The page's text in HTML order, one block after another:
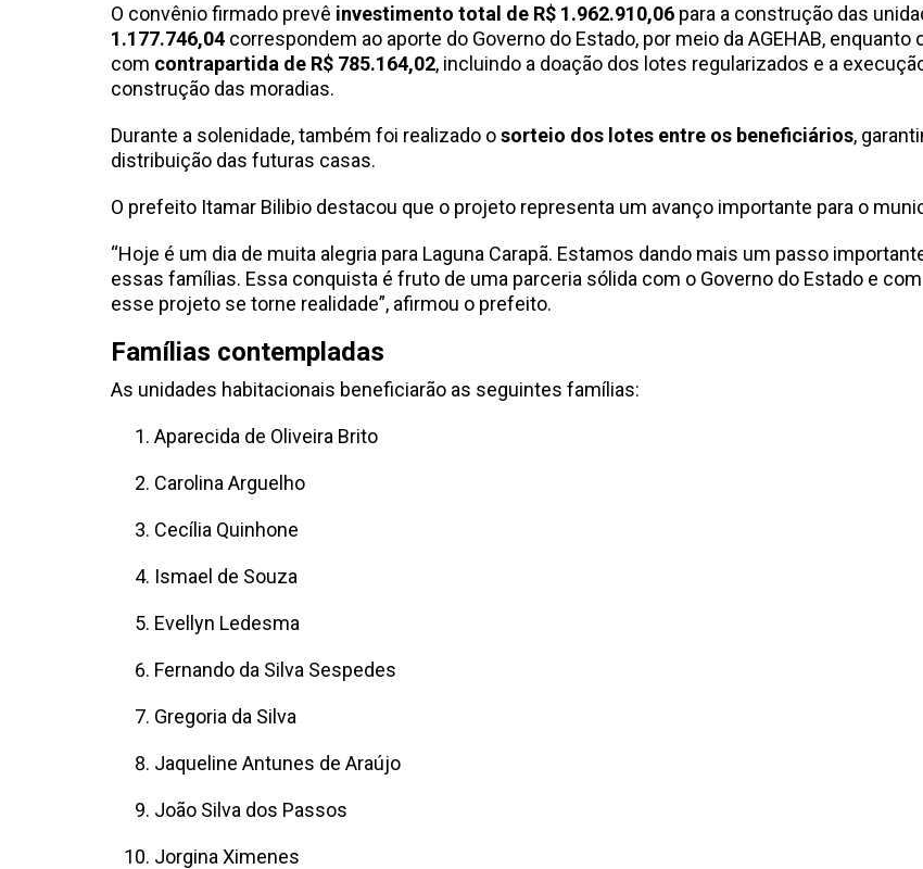
O convênio firmado prevê investimento total de R$ 1.962.910,06 para a construção das
1.177.746,04 correspondem ao aporte do Governo do Estado, por meio da AGEHAB, enquanto
com contrapartida de R$ 785.164,02, incluindo a doação dos lotes regularizados e a
construção das moradias.
Durante a solenidade, também foi realizado osorteio dos lotes entre os beneficiários,
distribuição das futuras casas.
O prefeito Itamar Bilibio destacou que o projeto representa um avanço importante para o
“Hoje é um dia de muita alegria para Laguna Carapã. Estamos dando mais um passo
essas famílias. Essa conquista é fruto de uma parceria sólida com o Governo do Estado e
esse projeto se torne realidade”, afirmou o prefeito.
Famílias contempladas
As unidades habitacionais beneficiarão as seguintes famílias:
Aparecida de Oliveira Brito
Carolina Arguelho
Cecília Quinhone
Ismael de Souza
Evellyn Ledesma
Fernando da Silva Sespedes
Gregoria da Silva
Jaqueline Antunes de Araújo
João Silva dos Passos
Jorgina Ximenes